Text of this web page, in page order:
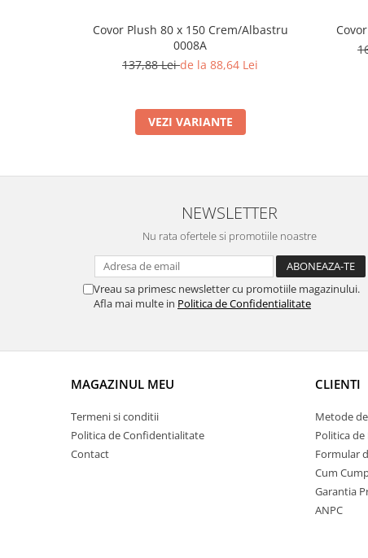
Covor Plush 80 x 150 Crem/Albastru
0008A
137,88 Leide la 88,64 Lei
VEZI VARIANTE
NEWSLETTER
Nu rata ofertele si promotiile noastre
Vreau sa primesc newsletter cu promotiile magazinului.
Afla mai multe in Politica de Confidentialitate
MAGAZINUL MEU
Termeni si conditii
Politica de Confidentialitate
Contact
CLIENTI
Metode
Politica de
Formular
Cum
Garantia
ANPC